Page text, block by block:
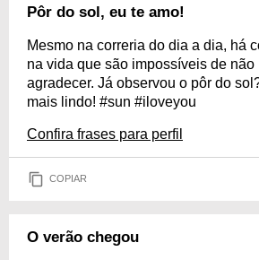
Pôr do sol, eu te amo!
Mesmo na correria do dia a dia, há
na vida que são impossíveis de não
agradecer. Já observou o pôr do
mais lindo! #sun #iloveyou
Confira frases para perfil
COPIAR
O verão chegou